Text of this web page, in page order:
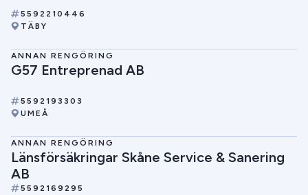
5592210446
TÄBY
ANNAN RENGÖRING
G57 Entreprenad AB
5592193303
UMEÅ
ANNAN RENGÖRING
Länsförsäkringar Skåne Service & Sanering
AB
5592169295